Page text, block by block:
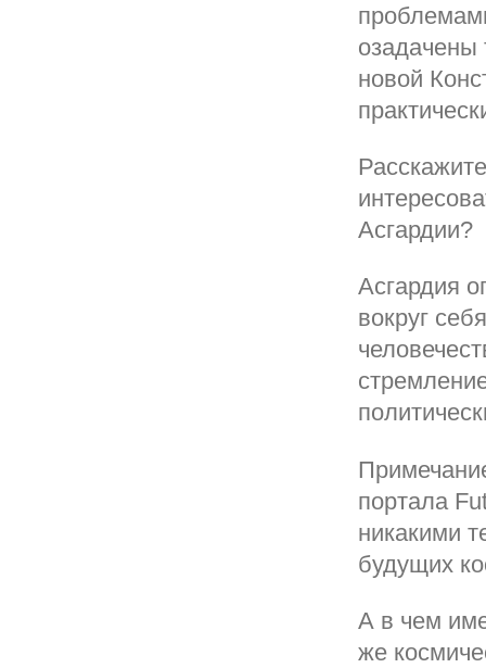
озадачены
новой
Асгардии?
Асгардия
вокруг
портала
никакими
будущих
А в чем
же